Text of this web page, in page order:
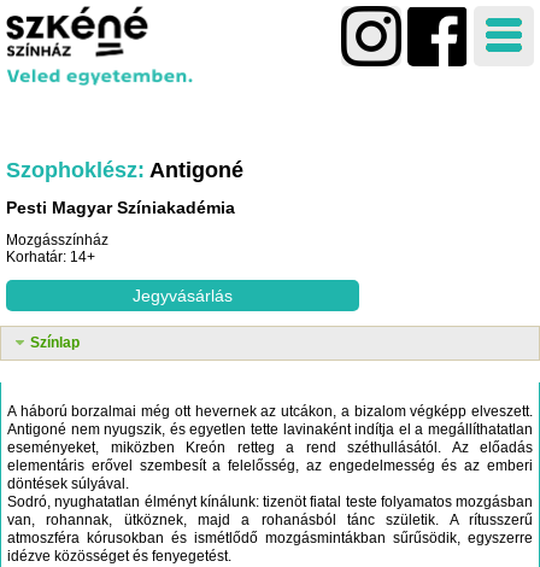
Szophoklész Antigoné
Pesti Magyar Színiakadémia
Mozgásszínház
Korhatár: 14+
Jegyvásárlás
Színlap
A háború borzalmai még ott hevernek az utcákon, a bizalom végképp elveszett.
Antigoné nem nyugszik, és egyetlen tette lavinaként indítja el a megállíthatatlan
eseményeket, miközben Kreón retteg a rend széthullásától. Az előadás
elementáris erővel szembesít a felelősség, az engedelmesség és az emberi
döntések súlyával.
Sodró, nyughatatlan élményt kínálunk: tizenöt fiatal teste folyamatos mozgásban
van, rohannak, ütköznek, majd a rohanásból tánc születik. A rítusszerű
atmoszféra kórusokban és ismétlődő mozgásmintákban sűrűsödik, egyszerre
idézve közösséget és fenyegetést.